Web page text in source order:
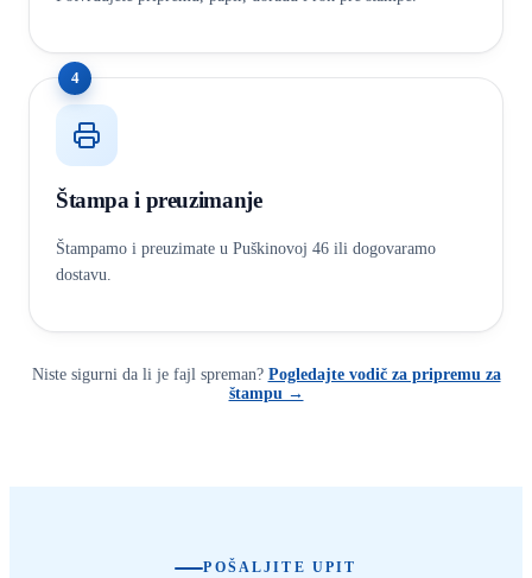
4
Štampa i preuzimanje
Štampamo i preuzimate u Puškinovoj 46 ili dogovaramo
dostavu.
Niste sigurni da li je fajl spreman? Pogledajte vodič za pripremu za
štampu →
POŠALJITE UPIT